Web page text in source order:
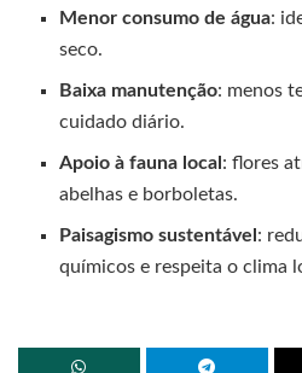
Menor consumo de água:
seco.
Baixa manutenção: menos
cuidado diário.
Apoio à fauna local : flores
abelhas e borboletas.
Paisagismo sustentável :
químicos e respeita o clima